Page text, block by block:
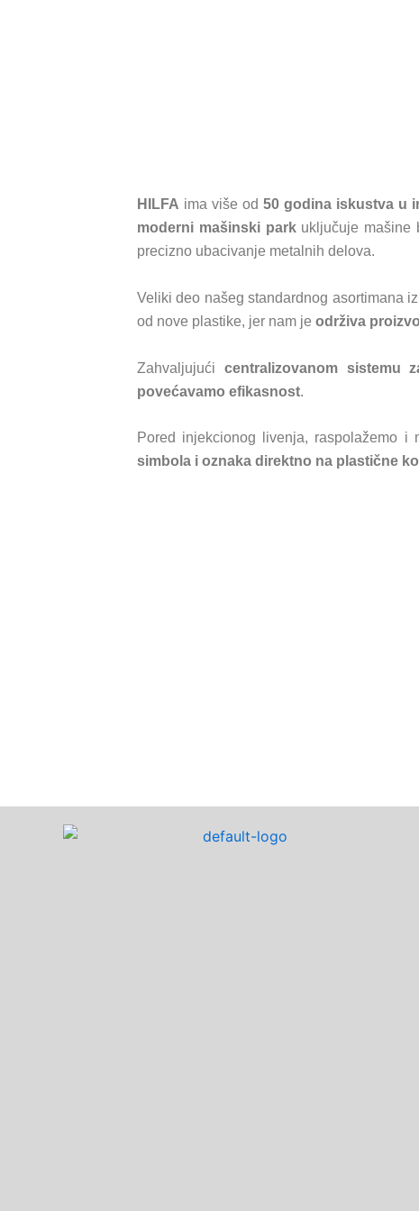
HILFA ima više od50 godina iskustva u
moderni mašinski parkuključuje mašine
precizno ubacivanje metalnih delova.
Veliki deo našeg standardnog asortimana
od nove plastike, jer nam je održiva
Zahvaljujući centralizovanom sistemu
povećavamo efikasnost.
Pored injekcionog livenja, raspolažemo i
simbola i oznaka direktno na plastične